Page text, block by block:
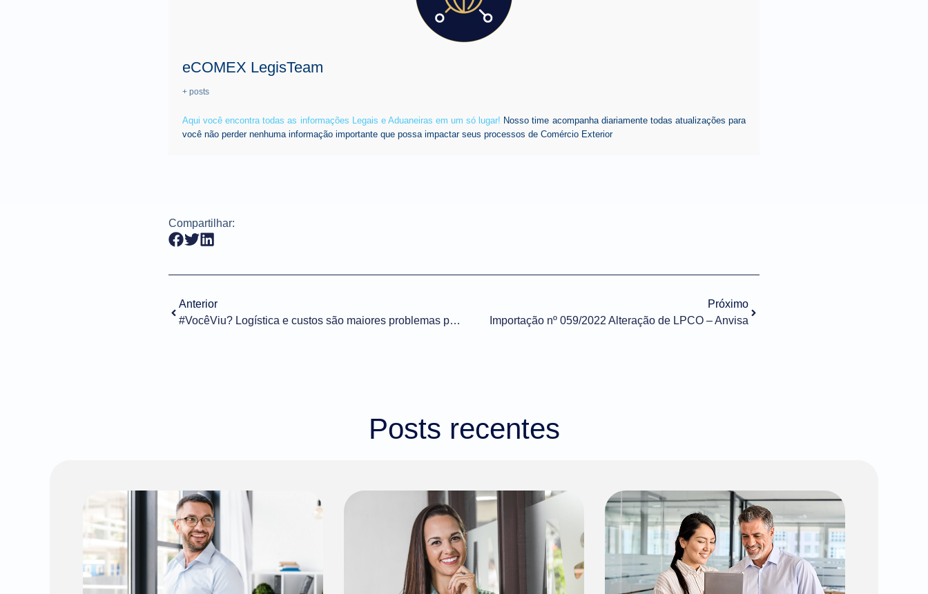
eCOMEX LegisTeam
+ posts
Aqui você encontra todas as informações Legais e Aduaneiras em um só lugar! Nosso time acompanha diariamente todas atualizações para
você não perder nenhuma informação importante que possa impactar seus processos de Comércio Exterior
Compartilhar:
Anterior
#VocêViu? Logística e custos são maiores problemas para exportadores
Próximo
Importação nº 059/2022 Alteração de LPCO – Anvisa
Posts recentes